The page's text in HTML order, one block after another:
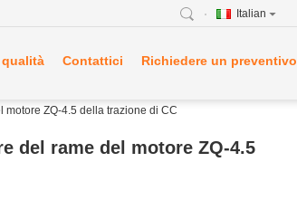
Italian
Contattici Richiedere un preventivo
motore ZQ-4.5 della trazione di CC
del rame del motore ZQ-4.5